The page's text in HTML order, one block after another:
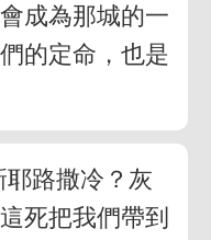
成為那城的一
的定命，也是
路撒冷？灰
死把我們帶到